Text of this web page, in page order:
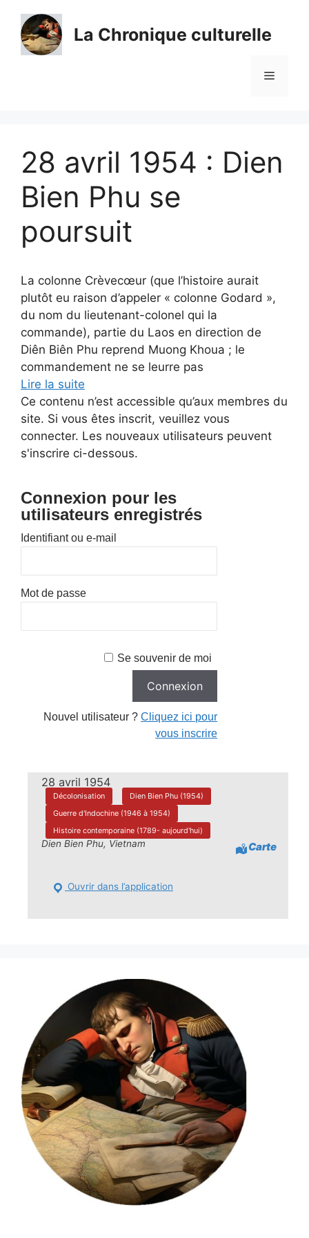
contenu
La Chronique culturelle
Menu
28 avril 1954 : Dien
Bien Phu se
poursuit
La colonne Crèvecœur (que l’histoire aurait
plutôt eu raison d’appeler « colonne Godard »,
du nom du lieutenant-colonel qui la
commande), partie du Laos en direction de
Diên Biên Phu reprend Muong Khoua ; le
commandement ne se leurre pas
Lire la suite
Ce contenu n’est accessible qu’aux membres du
site. Si vous êtes inscrit, veuillez vous
connecter. Les nouveaux utilisateurs peuvent
s'inscrire ci-dessous.
Connexion pour les
utilisateurs enregistrés
Identifiant ou e-mail
Mot de passe
Se souvenir de moi
Nouvel utilisateur ?Cliquez ici pour
vous inscrire
28 avril 1954
Décolonisation
Dien Bien Phu (1954)
Guerre d'Indochine (1946 à 1954)
Histoire contemporaine (1789- aujourd'hui)
Dien Bien Phu, Vietnam Carte
Ouvrir dans l’application